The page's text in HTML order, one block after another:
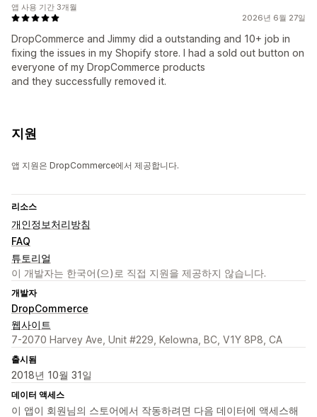
2026년 6월 27일
DropCommerce and Jimmy did a outstanding and 10+ job in
fixing the issues in my Shopify store. I had a sold out button on
everyone of my DropCommerce products
and they successfully removed it.
앱 사용 기간 3개월
지원
앱 지원은 DropCommerce에서 제공합니다.
리소스
개인정보처리방침
FAQ
튜토리얼
이 개발자는 한국어(으)로 직접 지원을 제공하지 않습니다.
개발자
DropCommerce
웹사이트
7-2070 Harvey Ave, Unit #229, Kelowna, BC, V1Y 8P8, CA
출시됨
2018년 10월 31일
데이터 액세스
이 앱이 회원님의 스토어에서 작동하려면 다음 데이터에 액세스해